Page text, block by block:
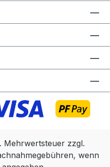
deinen Freunden zeigen
Whatsapp
Mehrwertsteuer zzgl.
wenn